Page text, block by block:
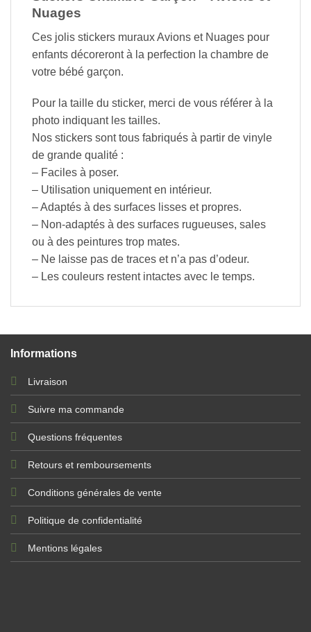
Nuages
Ces jolis stickers muraux Avions et Nuages pour
enfants décoreront à la perfection la chambre de
votre bébé garçon.
Pour la taille du sticker, merci de vous référer à la
photo indiquant les tailles.
Nos stickers sont tous fabriqués à partir de vinyle
de grande qualité :
– Faciles à poser.
– Utilisation uniquement en intérieur.
– Adaptés à des surfaces lisses et propres.
– Non-adaptés à des surfaces rugueuses, sales
ou à des peintures trop mates.
– Ne laisse pas de traces et n’a pas d’odeur.
– Les couleurs restent intactes avec le temps.
Informations
Livraison
Suivre ma commande
Questions fréquentes
Retours et remboursements
Conditions générales de vente
Politique de confidentialité
Mentions légales